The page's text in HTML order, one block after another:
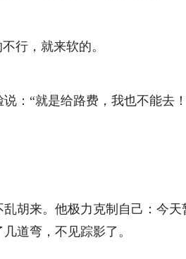
行，就来软的。
：“就是给路费，我也不能去
来。他极力克制自己：今天
道弯，不见踪影了。